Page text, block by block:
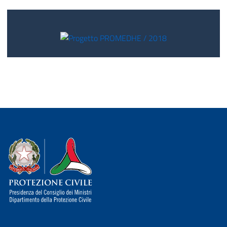
Dipartimento della Protezione Civile